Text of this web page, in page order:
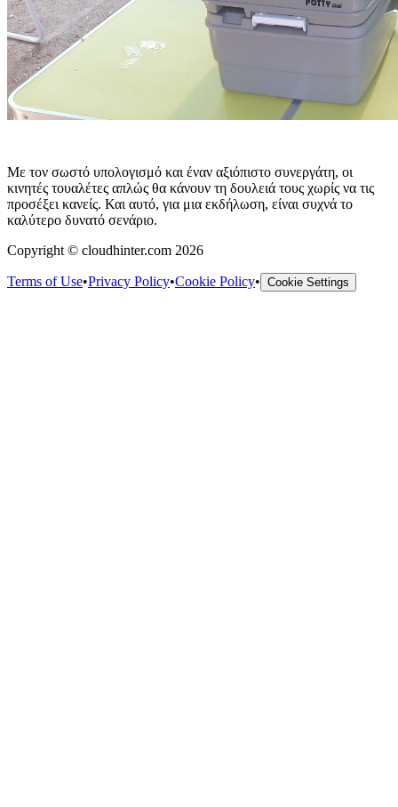
Με τον σωστό υπολογισμό και έναν αξιόπιστο συνεργάτη, οι
κινητές τουαλέτες απλώς θα κάνουν τη δουλειά τους χωρίς να τις
προσέξει κανείς. Και αυτό, για μια εκδήλωση, είναι συχνά το
καλύτερο δυνατό σενάριο.
Copyright © cloudhinter.com 2026
Terms of Use•Privacy Policy•Cookie Policy• Cookie Settings